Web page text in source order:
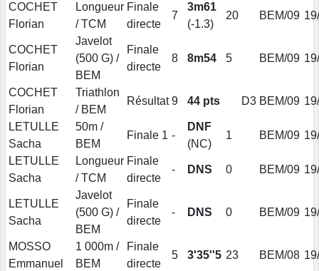
COCHET
Florian
Longueur
/ TCM
Finale
directe
7
3m61
(-1.3)
20 BEM/09
COCHET
Florian
Javelot
(500 G) /
BEM
Finale
directe
8 8m54 5 BEM/09
COCHET
Florian
Triathlon
/ BEM
Résultat 9 44 pts D3 BEM/09
LETULLE
Sacha
50m /
BEM
Finale 1 -
DNF
(NC)
1 BEM/09
LETULLE
Sacha
Longueur
/ TCM
Finale
directe
- DNS 0 BEM/09
LETULLE
Sacha
Javelot
(500 G) /
BEM
Finale
directe
- DNS 0 BEM/09
MOSSO
Emmanuel
1 000m /
BEM
Finale
directe
5 3'35''5 23 BEM/08